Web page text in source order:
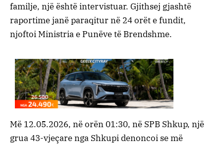
familje, një është intervistuar. Gjithsej gjashtë
raportime janë paraqitur në 24 orët e fundit,
njoftoi Ministria e Punëve të Brendshme.
Më 12.05.2026, në orën 01:30, në SPB Shkup, një
grua 43-vjeçare nga Shkupi denoncoi se më